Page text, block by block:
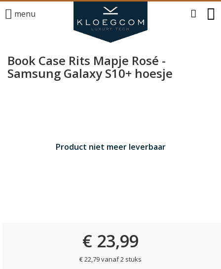
menu
Book Case Rits Mapje Rosé -
Samsung Galaxy S10+ hoesje
Product niet meer leverbaar
€ 23,99
€ 22,79 vanaf 2 stuks